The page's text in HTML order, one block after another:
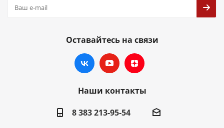
Оставайтесь на связи
Наши контакты
8 383 213-95-54